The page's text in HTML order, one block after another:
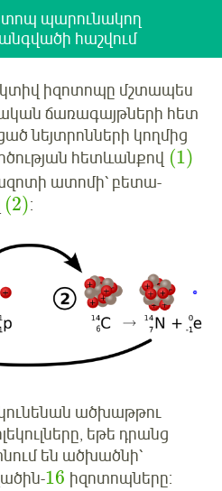
պարունակող
հաշվում
իզոտոպը մշտապես
ճառագայթների հետ
նեյտրոնների կողմից
հետևանքով (1)
ատոմի՝ բետա-
(2):
ածխաթթու
եթե դրանց
են ածխածնի՝
16 իզոտոպները: